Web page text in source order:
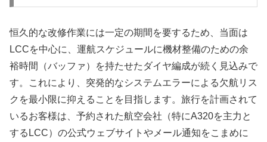
恒久的な改修作業には一定の期間を要するため、当面は
LCCを中心に、運航スケジュールに機材整備のための余
裕時間（バッファ）を持たせたダイヤ編成が続く見込みで
す。これにより、突発的なシステムエラーによる欠航リス
クを最小限に抑えることを目指します。旅行を計画されて
いるお客様は、予約された航空会社（特にA320を主力と
するLCC）の公式ウェブサイトやメール通知をこまめに